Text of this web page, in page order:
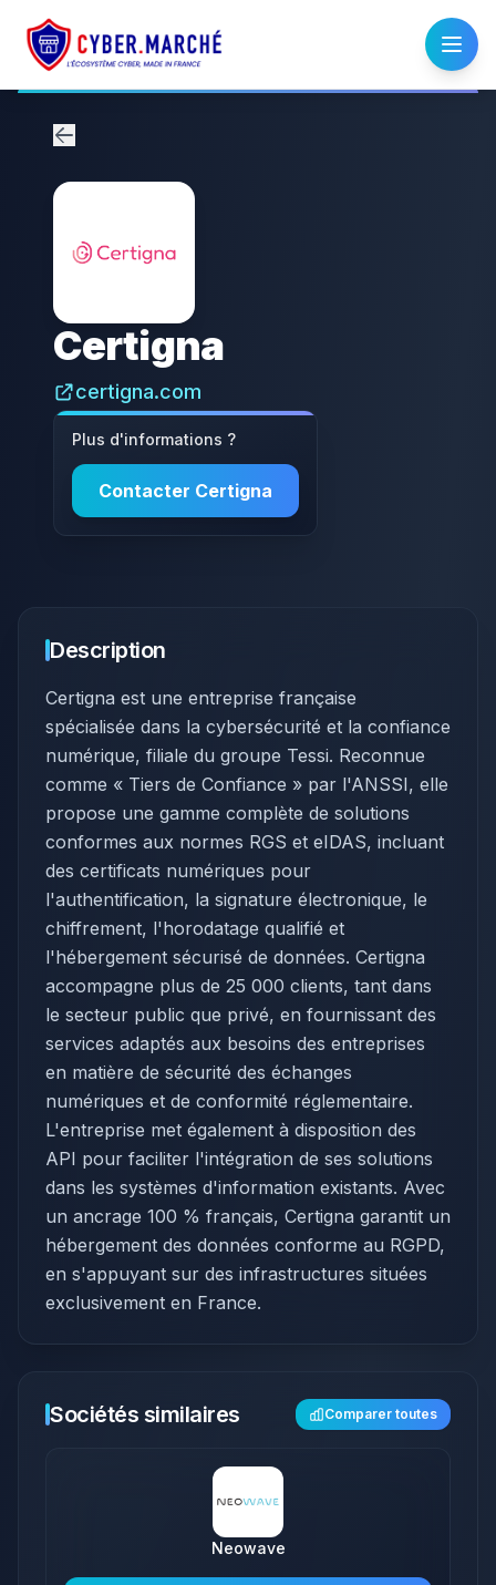
Certigna
certigna.com
Plus d'informations ?
Contacter Certigna
Description
​Certigna est une entreprise française
spécialisée dans la cybersécurité et la confiance
numérique, filiale du groupe Tessi. Reconnue
comme « Tiers de Confiance » par l'ANSSI, elle
propose une gamme complète de solutions
conformes aux normes RGS et eIDAS, incluant
des certificats numériques pour
l'authentification, la signature électronique, le
chiffrement, l'horodatage qualifié et
l'hébergement sécurisé de données. Certigna
accompagne plus de 25 000 clients, tant dans
le secteur public que privé, en fournissant des
services adaptés aux besoins des entreprises
en matière de sécurité des échanges
numériques et de conformité réglementaire.
L'entreprise met également à disposition des
API pour faciliter l'intégration de ses solutions
dans les systèmes d'information existants. Avec
un ancrage 100 % français, Certigna garantit un
hébergement des données conforme au RGPD,
en s'appuyant sur des infrastructures situées
exclusivement en France.​
Sociétés similaires Comparer toutes
Neowave